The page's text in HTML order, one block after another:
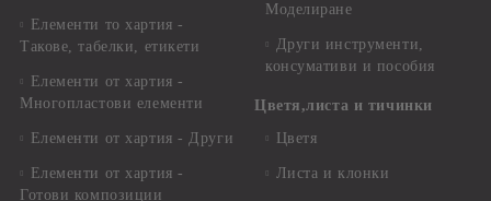
Елементи то хартия -
Такове, табелки, етикети
Елементи от хартия -
Многопластови елементи
Елементи от хартия - Други
Елементи от хартия -
Готови композиции
Моделиране
Други инструменти,
консумативи и пособия
Цветя,листа и тичинки
Цветя
Листа и клонки